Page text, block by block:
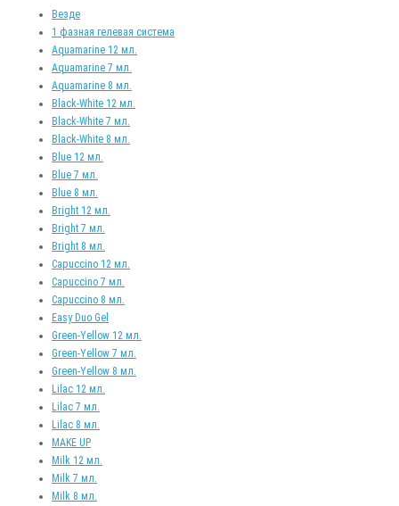
Везде
1 фазная гелевая система
Aquamarine 12 мл.
Aquamarine 7 мл.
Aquamarine 8 мл.
Black-White 12 мл.
Black-White 7 мл.
Black-White 8 мл.
Blue 12 мл.
Blue 7 мл.
Blue 8 мл.
Bright 12 мл.
Bright 7 мл.
Bright 8 мл.
Capuccino 12 мл.
Capuccino 7 мл.
Capuccino 8 мл.
Easy Duo Gel
Green-Yellow 12 мл.
Green-Yellow 7 мл.
Green-Yellow 8 мл.
Lilac 12 мл.
Lilac 7 мл.
Lilac 8 мл.
MAKE UP
Milk 12 мл.
Milk 7 мл.
Milk 8 мл.